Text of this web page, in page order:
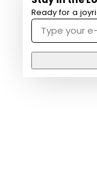
Ready for a